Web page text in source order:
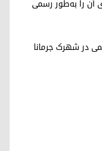
آن را به‌طور رسمی